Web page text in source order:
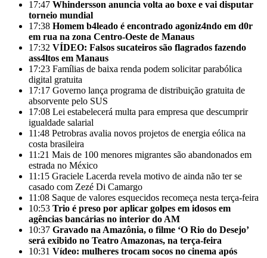
17:47 Whindersson anuncia volta ao boxe e vai disputar
torneio mundial
17:38 Homem b4leado é encontrado agoniz4ndo em d0r
em rua na zona Centro-Oeste de Manaus
17:32 VÍDEO: Falsos sucateiros são flagrados fazendo
ass4ltos em Manaus
17:23 Famílias de baixa renda podem solicitar parabólica
digital gratuita
17:17 Governo lança programa de distribuição gratuita de
absorvente pelo SUS
17:08 Lei estabelecerá multa para empresa que descumprir
igualdade salarial
11:48 Petrobras avalia novos projetos de energia eólica na
costa brasileira
11:21 Mais de 100 menores migrantes são abandonados em
estrada no México
11:15 Graciele Lacerda revela motivo de ainda não ter se
casado com Zezé Di Camargo
11:08 Saque de valores esquecidos recomeça nesta terça-feira
10:53 Trio é preso por aplicar golpes em idosos em
agências bancárias no interior do AM
10:37 Gravado na Amazônia, o filme ‘O Rio do Desejo’
será exibido no Teatro Amazonas, na terça-feira
10:31 Vídeo: mulheres trocam socos no cinema após